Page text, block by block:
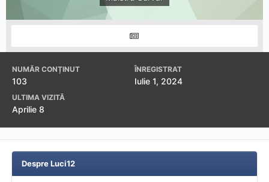
NUMĂR CONȚINUT
103
ÎNREGISTRAT
Iulie 1, 2024
ULTIMA VIZITĂ
Aprilie 8
Despre Luci12